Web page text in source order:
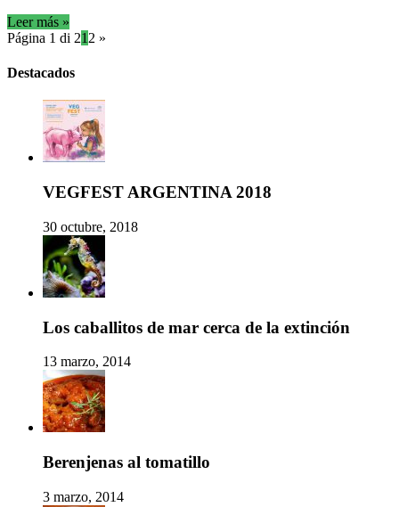
Leer más »
Página 1 di 21 2 »
Destacados
VEGFEST ARGENTINA 2018
30 octubre, 2018
Los caballitos de mar cerca de la extinción
13 marzo, 2014
Berenjenas al tomatillo
3 marzo, 2014